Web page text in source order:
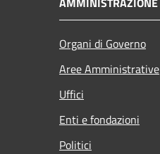
Organi di Governo
Aree Amministrative
Uffici
Enti e fondazioni
Politici